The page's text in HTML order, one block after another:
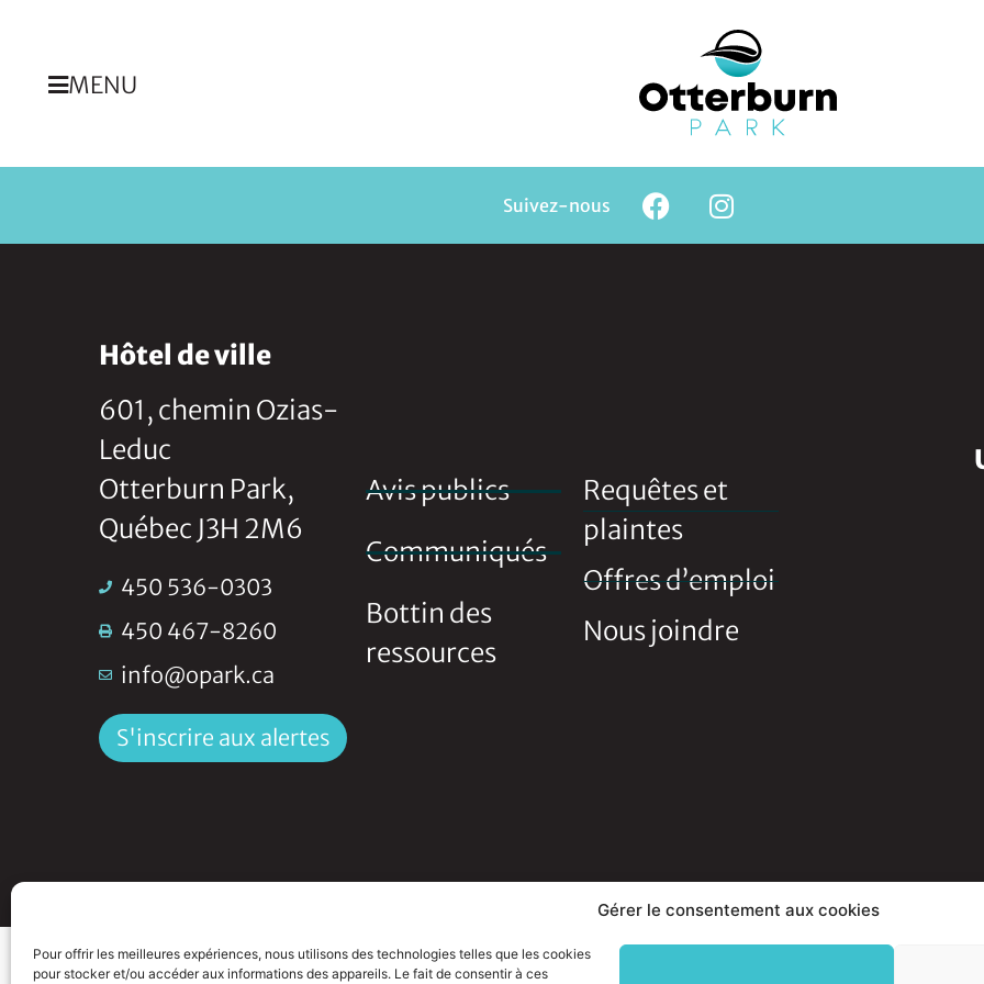
Gérer le consentement aux cookies
Pour offrir les meilleures expériences, nous utilisons des technologies telles que les cookies
pour stocker et/ou accéder aux informations des appareils. Le fait de consentir à ces
MENU
Suivez-nous
Hôtel de ville
601, chemin Ozias-
Leduc
Otterburn Park,
Québec J3H 2M6
450 536-0303
450 467-8260
info@opark.ca
S'inscrire aux alertes
Avis publics
Communiqués
Bottin des
ressources
Requêtes et
plaintes
Offres d’emploi
Nous joindre